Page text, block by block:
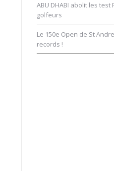
ABU DHABI abolit les test
golfeurs
Le 150e Open de St
records !